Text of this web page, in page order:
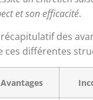
et son efficacité.
des
ces différentes
Avantages